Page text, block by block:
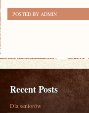
POSTED BY ADMIN
Recent Posts
Dla seniorów